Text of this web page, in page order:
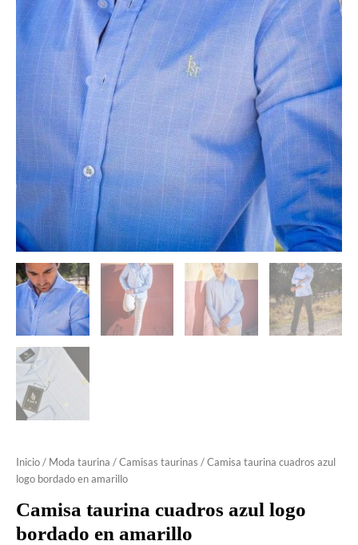
Inicio/ Moda taurina /Camisas taurinas / Camisa taurina cuadros azul
logo bordado en amarillo
Camisa taurina cuadros azul logo
bordado en amarillo